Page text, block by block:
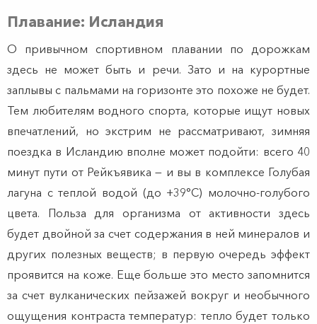
Плавание: Исландия
О привычном спортивном плавании по дорожкам
здесь не может быть и речи. Зато и на курортные
заплывы с пальмами на горизонте это похоже не будет.
Тем любителям водного спорта, которые ищут новых
впечатлений, но экстрим не рассматривают, зимняя
поездка в Исландию вполне может подойти: всего 40
минут пути от Рейкъявика — и вы в комплексе Голубая
лагуна с теплой водой (до +39°C) молочно-голубого
цвета. Польза для организма от активности здесь
будет двойной за счет содержания в ней минералов и
других полезных веществ; в первую очередь эффект
проявится на коже. Еще больше это место запомнится
за счет вулканических пейзажей вокруг и необычного
ощущения контраста температур: тепло будет только